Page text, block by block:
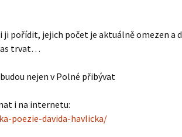
ji pořídit, jejich počet je aktuálně omezen a
trvat…
nejen v Polné přibývat
i na internetu:
poezie-davida-havlicka/